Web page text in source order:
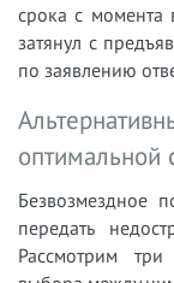
срока с момента
затянул с
по заявлению
оптимальной
Безвозмездное
передать
Рассмотрим